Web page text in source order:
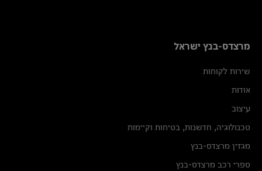
מרצדס-בנץ ישראל
שירות לקוחות
אודות
עיצוב
טכנולוגיה, חדשנות, בטיחות וקיימות
מגזין מרצדס-בנץ
ספרי רכב מרצדס-בנץ